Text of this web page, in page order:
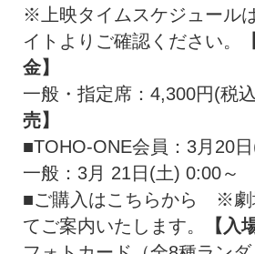
※ 上映タイムスケジュール
イトよりご確認ください。
金】
一般・指定席：4,300円(税
売】
■TOHO-ONE会員：3月20
一般：3月 21日(土) 0:00～
■ご購入はこちらから ※劇
てご案内いたします。
【入